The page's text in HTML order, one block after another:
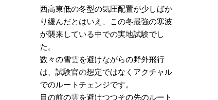
西高東低の冬型の気圧配置が少しばか
り緩んだとはいえ、この冬最強の寒波
が襲来している中での実地試験でし
た。
数々の雪雲を避けながらの野外飛行
は、試験官の想定ではなくアクチャル
でのルートチェンジです。
目の前の雲を避けつつその先のルート